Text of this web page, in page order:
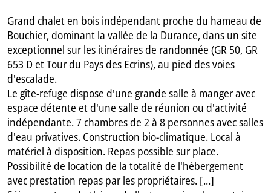
Grand chalet en bois indépendant proche du hameau de
Bouchier, dominant la vallée de la Durance, dans un site
exceptionnel sur les itinéraires de randonnée (GR 50, GR
653 D et Tour du Pays des Ecrins), au pied des voies
d'escalade.
Le gîte-refuge dispose d'une grande salle à manger avec
espace détente et d'une salle de réunion ou d'activité
indépendante. 7 chambres de 2 à 8 personnes avec salles
d'eau privatives. Construction bio-climatique. Local à
matériel à disposition. Repas possible sur place.
Possibilité de location de la totalité de l'hébergement
avec prestation repas par les propriétaires. [...]